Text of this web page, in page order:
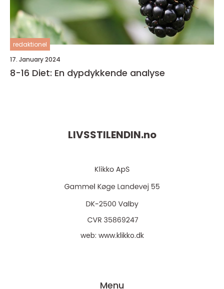
redaktionel
17. January 2024
8-16 Diet: En dypdykkende analyse
LIVSSTILENDIN.no
web: www.klikko.dk
Menu